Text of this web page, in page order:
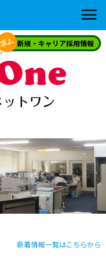
新規・キャリア採用情報
新着情報一覧はこちらから